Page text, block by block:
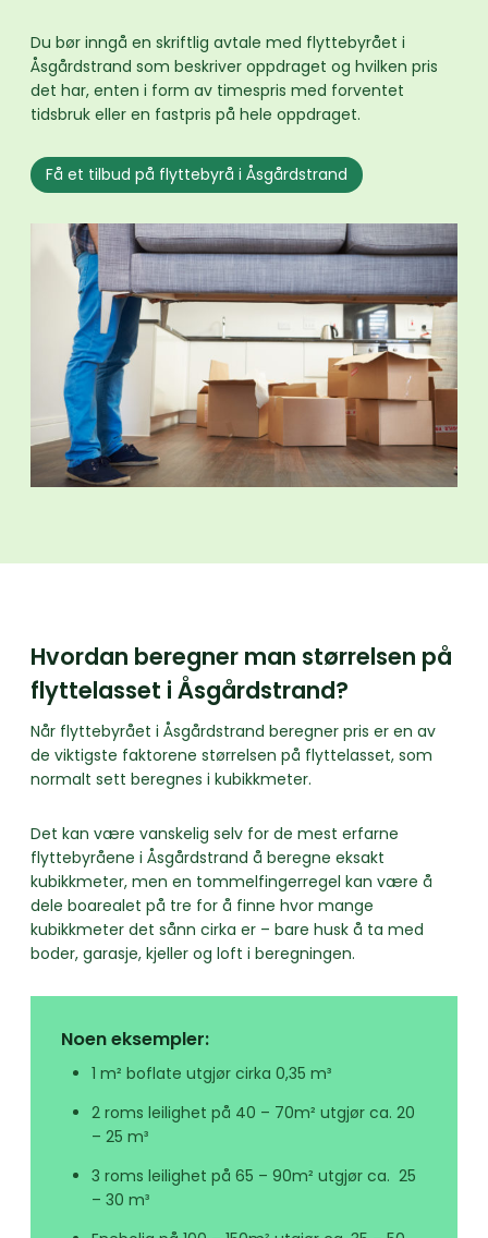
Du bør inngå en skriftlig avtale med flyttebyrået i
Åsgårdstrand som beskriver oppdraget og hvilken pris
det har, enten i form av timespris med forventet
tidsbruk eller en fastpris på hele oppdraget.
Få et tilbud på flyttebyrå i Åsgårdstrand
Hvordan beregner man størrelsen på
flyttelasset i Åsgårdstrand?
Når flyttebyrået i Åsgårdstrand beregner pris er en av
de viktigste faktorene størrelsen på flyttelasset, som
normalt sett beregnes i kubikkmeter.
Det kan være vanskelig selv for de mest erfarne
flyttebyråene i Åsgårdstrand å beregne eksakt
kubikkmeter, men en tommelfingerregel kan være å
dele boarealet på tre for å finne hvor mange
kubikkmeter det sånn cirka er – bare husk å ta med
boder, garasje, kjeller og loft i beregningen.
Noen eksempler:
1 m² boflate utgjør cirka 0,35 m³
2 roms leilighet på 40 – 70m² utgjør ca. 20
– 25 m³
3 roms leilighet på 65 – 90m² utgjør ca. 25
– 30 m³